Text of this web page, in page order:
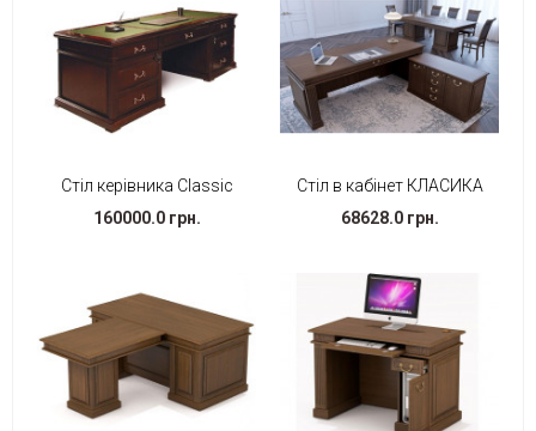
Стіл керівника Classic
160000.0 грн.
Стіл в кабінет КЛАСИКА
68628.0 грн.